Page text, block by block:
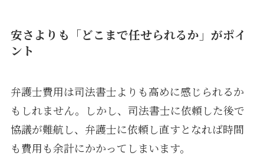
安さよりも「どこまで任せられるか」がポイ
ント
弁護士費用は司法書士よりも高めに感じられるか
もしれません。しかし、司法書士に依頼した後で
協議が難航し、弁護士に依頼し直すとなれば時間
も費用も余計にかかってしまいます。